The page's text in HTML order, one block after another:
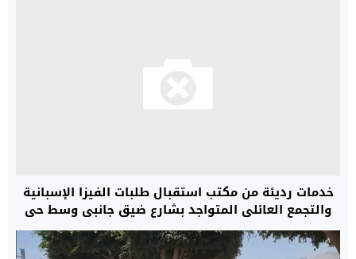
خدمات رديئة من مكتب استقبال طلبات الفيزا الإسبانية
والتجمع العائلي المتواجد بشارع ضيق جانبي وسط حي
المطار+فيديو